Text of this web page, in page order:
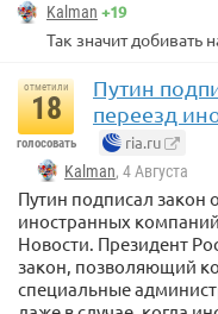
Kalman +19
Так значит добивать
отметили
18
голосовать
Путин
переезд
ria.ru
Kalman, 4 Августа
Путин подписал закон
иностранных
Новости. Президент
закон, позволяющий
специальные